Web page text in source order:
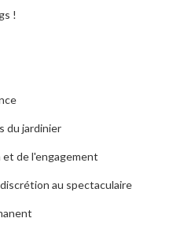
!
du jardinier
et de l'engagement
au spectaculaire